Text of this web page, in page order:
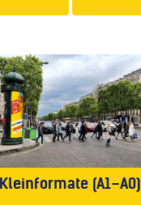
Kleinformate (A1–A0)